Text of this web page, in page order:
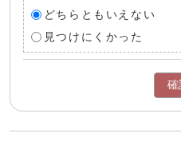
どちらともいえない
見つけにくかった
確